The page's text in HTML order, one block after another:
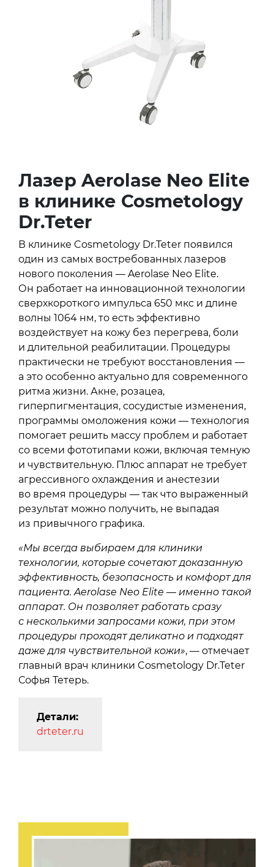
Лазер Aerolase Neo Elite
в клинике Cosmetology
Dr.Teter
В клинике Cosmetology Dr.Teter появился
один из самых востребованных лазеров
нового поколения — Aerolase Neo Elite.
Он работает на инновационной технологии
сверхкороткого импульса 650 мкс и длине
волны 1064 нм, то есть эффективно
воздействует на кожу без перегрева, боли
и длительной реабилитации. Процедуры
практически не требуют восстановления —
а это особенно актуально для современного
ритма жизни. Акне, розацеа,
гиперпигментация, сосудистые изменения,
программы омоложения кожи — технология
помогает решить массу проблем и работает
со всеми фототипами кожи, включая темную
и чувствительную. Плюс аппарат не требует
агрессивного охлаждения и анестезии
во время процедуры — так что выраженный
результат можно получить, не выпадая
из привычного графика.
«Мы всегда выбираем для клиники
технологии, которые сочетают доказанную
эффективность, безопасность и комфорт для
пациента. Aerolase Neo Elite — именно такой
аппарат. Он позволяет работать сразу
с несколькими запросами кожи, при этом
процедуры проходят деликатно и подходят
даже для чувствительной кожи», — отмечает
главный врач клиники Cosmetology Dr.Teter
Софья Тетерь.
Детали:
drteter.ru